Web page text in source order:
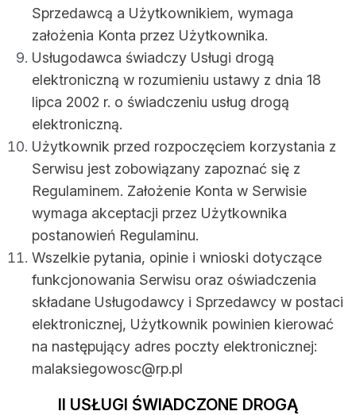
Sprzedawcą a Użytkownikiem, wymaga
założenia Konta przez Użytkownika.
Usługodawca świadczy Usługi drogą
elektroniczną w rozumieniu ustawy z dnia 18
lipca 2002 r. o świadczeniu usług drogą
elektroniczną.
Użytkownik przed rozpoczęciem korzystania z
Serwisu jest zobowiązany zapoznać się z
Regulaminem. Założenie Konta w Serwisie
wymaga akceptacji przez Użytkownika
postanowień Regulaminu.
Wszelkie pytania, opinie i wnioski dotyczące
funkcjonowania Serwisu oraz oświadczenia
składane Usługodawcy i Sprzedawcy w postaci
elektronicznej, Użytkownik powinien kierować
na następujący adres poczty elektronicznej:
malaksiegowosc@rp.pl
II USŁUGI ŚWIADCZONE DROGĄ